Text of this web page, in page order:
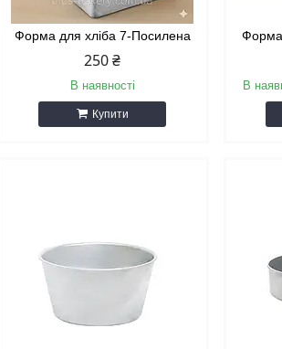
Форма для хліба 7-Посилена
250 ₴
В наявності
Купити
Форма
В